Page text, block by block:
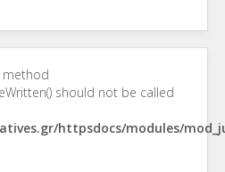
method
should not be called
httpsdocs/modules/